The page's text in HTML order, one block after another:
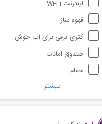
اینترنت Wi-Fi
قهوه ساز
کتری برقی برای آب جوش
صندوق امانات
حمام
بیشتر